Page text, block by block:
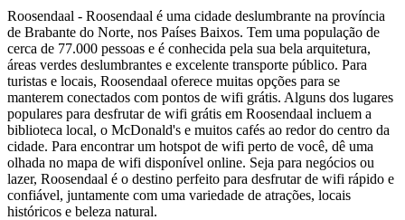
Roosendaal - Roosendaal é uma cidade deslumbrante na província
de Brabante do Norte, nos Países Baixos. Tem uma população de
cerca de 77.000 pessoas e é conhecida pela sua bela arquitetura,
áreas verdes deslumbrantes e excelente transporte público. Para
turistas e locais, Roosendaal oferece muitas opções para se
manterem conectados com pontos de wifi grátis. Alguns dos lugares
populares para desfrutar de wifi grátis em Roosendaal incluem a
biblioteca local, o McDonald's e muitos cafés ao redor do centro da
cidade. Para encontrar um hotspot de wifi perto de você, dê uma
olhada no mapa de wifi disponível online. Seja para negócios ou
lazer, Roosendaal é o destino perfeito para desfrutar de wifi rápido e
confiável, juntamente com uma variedade de atrações, locais
históricos e beleza natural.